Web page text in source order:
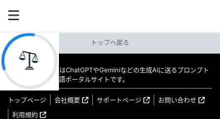
トップへ戻る
教えてAI byGMO はChatGPTやGeminiなどの生成AIに送るプロンプト
（指示文）の日本語ポータルサイトです。
トップページ 会社概要 サポートページ
お問い合わせ
利用規約